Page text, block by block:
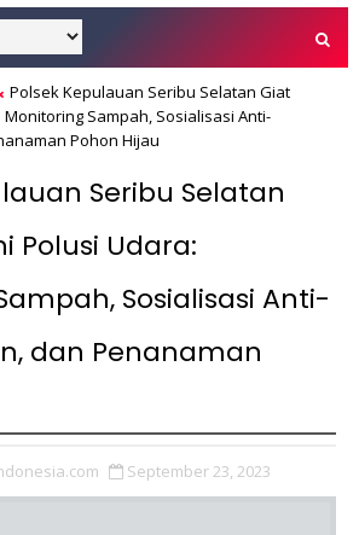
Polsek Kepulauan Seribu Selatan Giat
Sampah, Sosialisasi Anti-
Pohon Hijau
Seribu Selatan
Polusi Udara:
Sosialisasi Anti-
dan Penanaman
September 23, 2023